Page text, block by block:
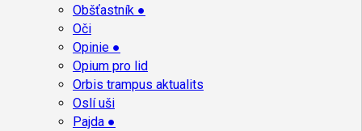
Obšťastník ●
Oči
Opinie ●
Opium pro lid
Orbis trampus aktualits
Oslí uši
Pajda ●